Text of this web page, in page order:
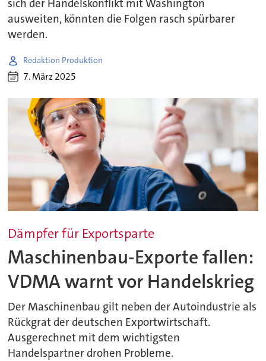
sich der Handelskonflikt mit Washington
ausweiten, könnten die Folgen rasch spürbarer
werden.
Redaktion Produktion
7. März 2025
Dämpfer für Exportsparte
Maschinenbau-Exporte fallen:
VDMA warnt vor Handelskrieg
Der Maschinenbau gilt neben der Autoindustrie als
Rückgrat der deutschen Exportwirtschaft.
Ausgerechnet mit dem wichtigsten
Handelspartner drohen Probleme.